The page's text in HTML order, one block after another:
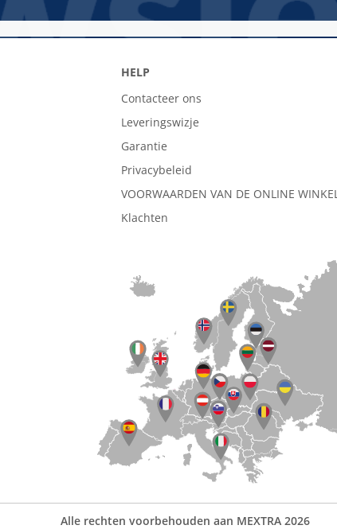
HELP
Contacteer ons
Leveringswizje
Garantie
Privacybeleid
VOORWAARDEN VAN DE ONLINE WINKEL
Klachten
Alle rechten voorbehouden aan MEXTRA 2026